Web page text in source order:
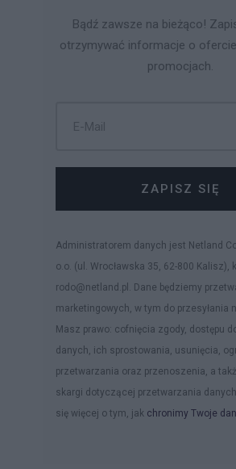
Bądź zawsze na bieżąco!
otrzymywać informacje o
promocjach.
ZAPISZ SIĘ
Administratorem danych jest Netland
o.o. (ul. Wrocławska 35, 62-800 Kalisz),
rodo@netland.pl. Dane będziemy
marketingowych, w tym do przesyłania
Masz prawo: cofnięcia zgody, dostępu
danych, ich sprostowania, usunięcia,
przetwarzania oraz przenoszenia, a
skargi dotyczącej przetwarzania
się więcej o tym, jak chronimy Twoje